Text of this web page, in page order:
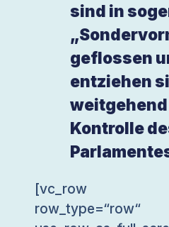
sind in
geflossen
entziehen
Kontrolle
[vc_row
row_type=“row“